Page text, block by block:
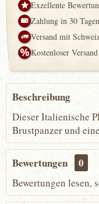
Exzellente
Zahlung in 30
Versand mit
Kostenloser
Beschreibung
Dieser Italienische
Brustpanzer und
Bewertungen 0
Bewertungen lesen,